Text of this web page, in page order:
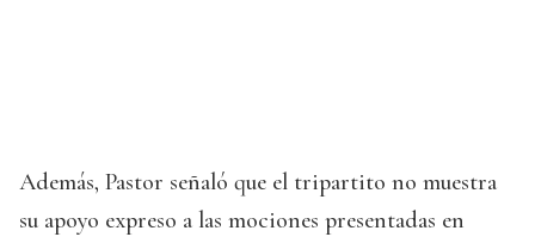
Además, Pastor señaló que el tripartito no muestra
su apoyo expreso a las mociones presentadas en